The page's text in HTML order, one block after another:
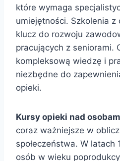
które wymaga
umiejętności. Szkolenia
klucz do rozwoju
pracujących z seniorami.
kompleksową wiedzę i
niezbędne do
opieki.
Kursy opieki nad
coraz ważniejsze w
społeczeństwa. W latach
osób w wieku